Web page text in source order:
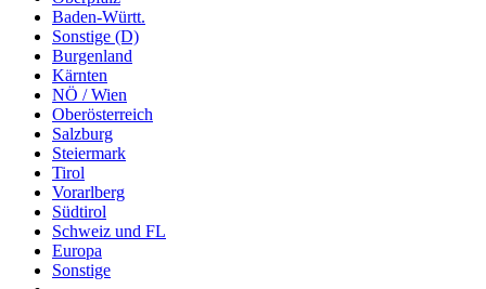
Baden-Württ.
Sonstige (D)
Burgenland
Kärnten
NÖ / Wien
Oberösterreich
Salzburg
Steiermark
Tirol
Vorarlberg
Südtirol
Schweiz und FL
Europa
Sonstige